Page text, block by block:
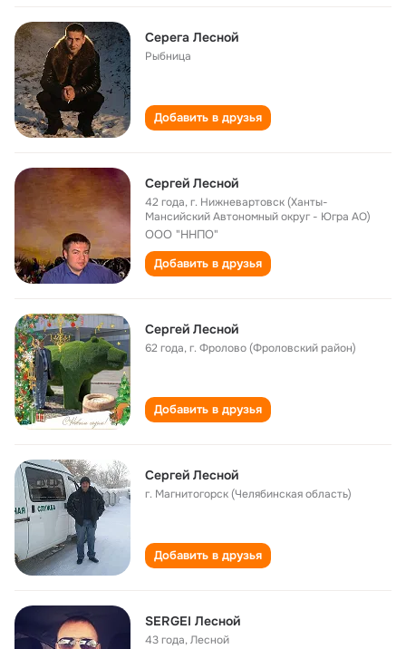
Серега Лесной
Рыбница
Добавить в друзья
Сергей Лесной
42 года,г. Нижневартовск (Ханты-
Мансийский Автономный округ - Югра АО)
ООО "ННПО"
Добавить в друзья
Сергей Лесной
62 года,г. Фролово (Фроловский район)
Добавить в друзья
Сергей Лесной
г. Магнитогорск (Челябинская область)
Добавить в друзья
SERGEI Лесной
43 года,Лесной